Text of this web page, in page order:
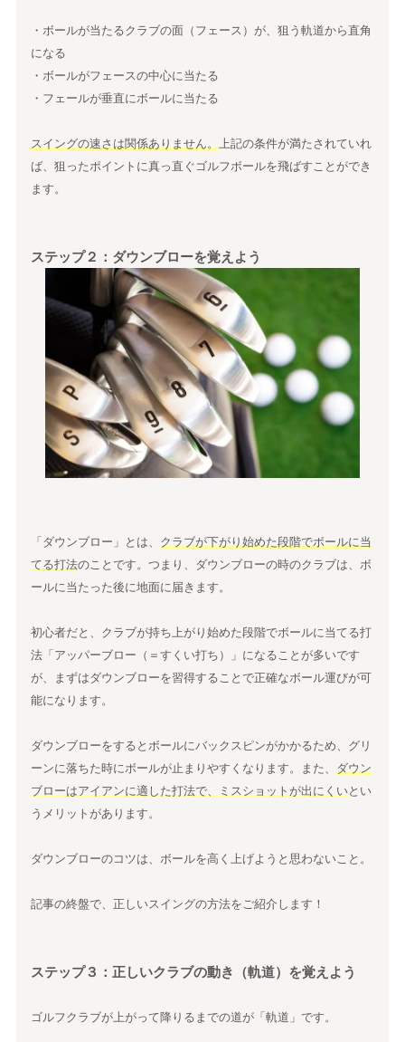
・ボールが当たるクラブの面（フェース）が、狙う軌道から直角
になる
・ボールがフェースの中心に当たる
・フェールが垂直にボールに当たる
スイングの速さは関係ありません。
上記の条件が満たされていれ
ば、狙ったポイントに真っ直ぐゴルフボールを飛ばすことができ
ます。
ステップ２：ダウンブローを覚えよう
「ダウンブロー」とは、 クラブが下がり始めた段階でボールに当
てる打法のことです。つまり、ダウンブローの時のクラブは、ボ
ールに当たった後に地面に届きます。
初心者だと、クラブが持ち上がり始めた段階でボールに当てる打
法「アッパーブロー（＝すくい打ち）」になることが多いです
が、まずはダウンブローを習得することで正確なボール運びが可
能になります。
ダウンブローをするとボールにバックスピンがかかるため、グリ
ーンに落ちた時にボールが止まりやすくなります。また、 ダウン
ブローはアイアンに適した打法で、ミスショットが出にくいとい
うメリットがあります。
ダウンブローのコツは、ボールを高く上げようと思わないこと。
記事の終盤で、正しいスイングの方法をご紹介します！
ステップ３：正しいクラブの動き（軌道）を覚えよう
ゴルフクラブが上がって降りるまでの道が「軌道」です。